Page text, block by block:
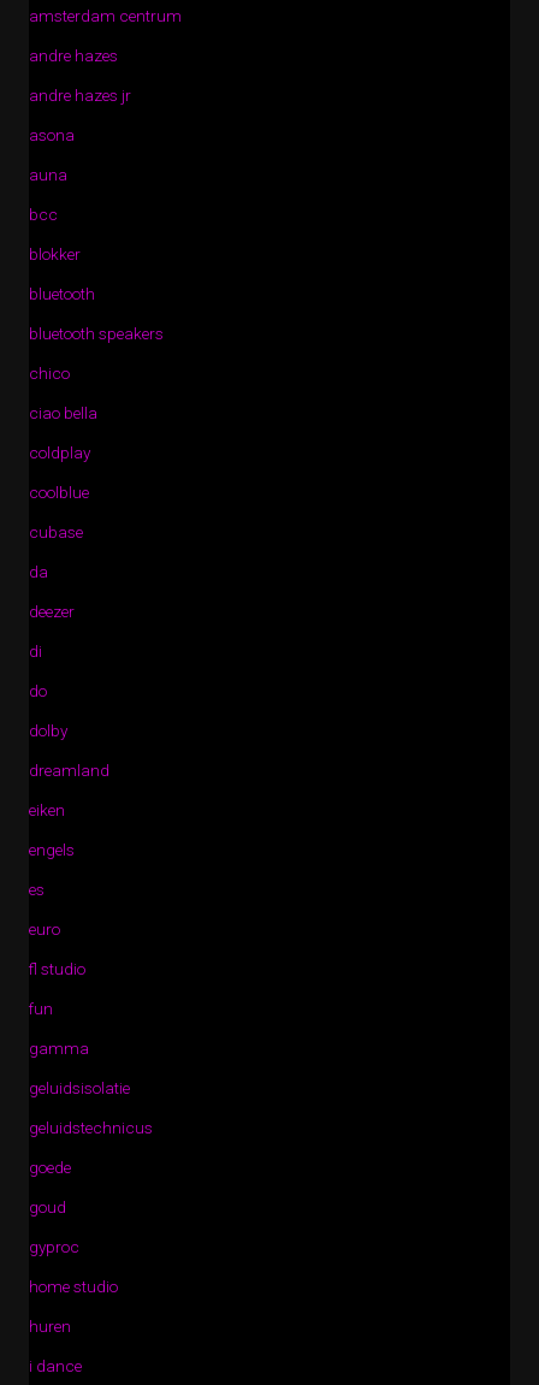
amsterdam centrum
andre hazes
andre hazes jr
asona
auna
bcc
blokker
bluetooth
bluetooth speakers
chico
ciao bella
coldplay
coolblue
cubase
da
deezer
di
do
dolby
dreamland
eiken
engels
es
euro
fl studio
fun
gamma
geluidsisolatie
geluidstechnicus
goede
goud
gyproc
home studio
huren
i dance